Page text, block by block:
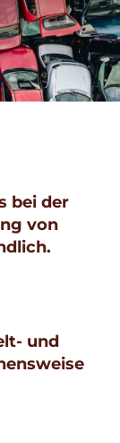
bei der
von
und